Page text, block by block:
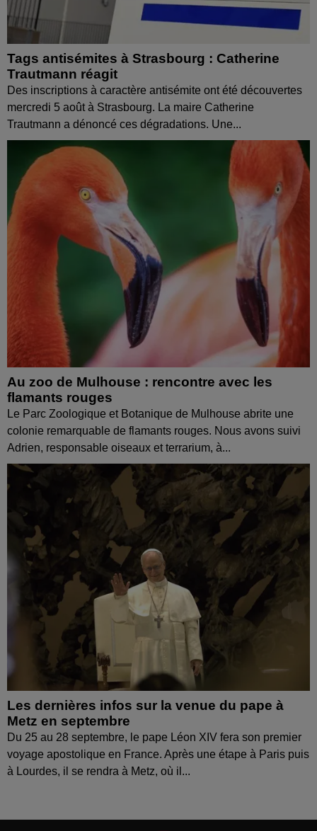
Tags antisémites à Strasbourg : Catherine
Trautmann réagit
Des inscriptions à caractère antisémite ont été découvertes
mercredi 5 août à Strasbourg. La maire Catherine
Trautmann a dénoncé ces dégradations. Une...
Au zoo de Mulhouse : rencontre avec les
flamants rouges
Le Parc Zoologique et Botanique de Mulhouse abrite une
colonie remarquable de flamants rouges. Nous avons suivi
Adrien, responsable oiseaux et terrarium, à...
Les dernières infos sur la venue du pape à
Metz en septembre
Du 25 au 28 septembre, le pape Léon XIV fera son premier
voyage apostolique en France. Après une étape à Paris puis
à Lourdes, il se rendra à Metz, où il...